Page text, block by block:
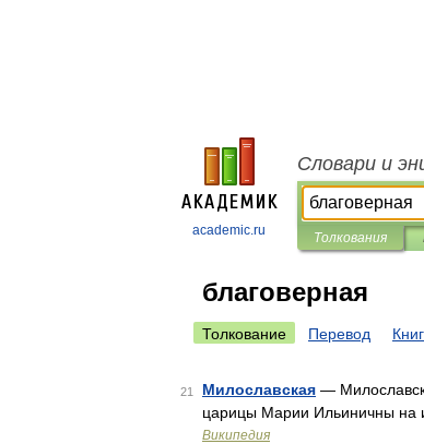
academic.ru
Словари и
Толкования
благоверная
Толкование Перевод
21 Милославская —
царицы Марии Ильиничны на
Википедия